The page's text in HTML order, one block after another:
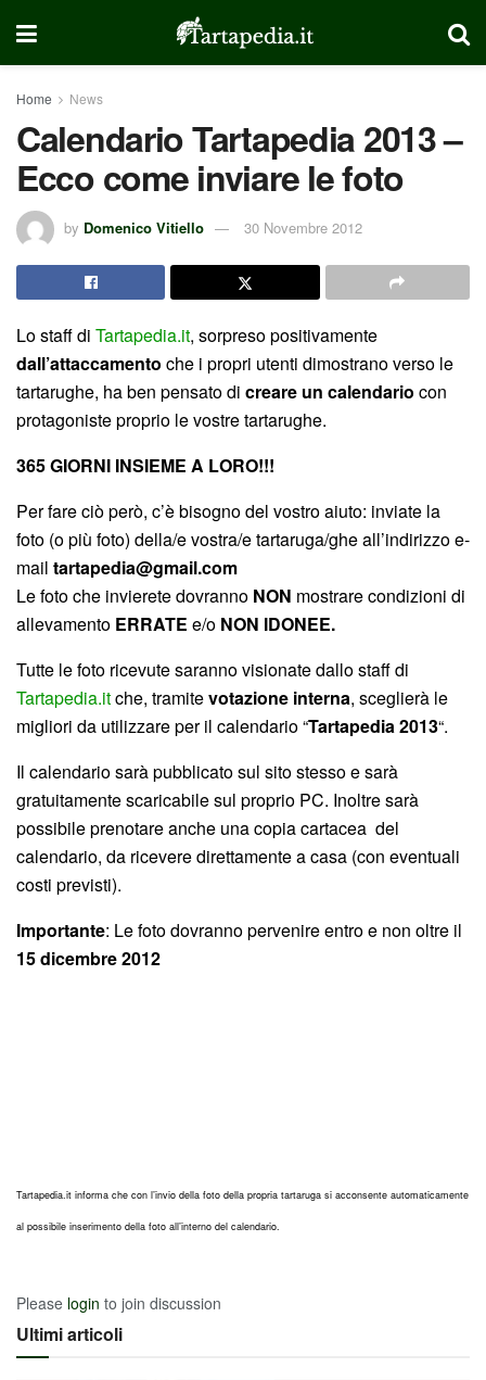
Home News
Calendario Tartapedia 2013 –
Ecco come inviare le foto
by Domenico Vitiello 30 Novembre 2012
Lo staff di Tartapedia.it, sorpreso positivamente
dall’attaccamento che i propri utenti dimostrano verso le
tartarughe, ha ben pensato di creare un calendario con
protagoniste proprio le vostre tartarughe.
365 GIORNI INSIEME A LORO!!!
Per fare ciò però, c’è bisogno del vostro aiuto: inviate la
foto (o più foto) della/e vostra/e tartaruga/ghe all’indirizzo e-
mail tartapedia@gmail.com
Le foto che invierete dovranno NON mostrare condizioni di
allevamento ERRATE e/o NON IDONEE.
Tutte le foto ricevute saranno visionate dallo staff di
Tartapedia.itche, tramitevotazione interna, sceglierà le
migliori da utilizzare per il calendario “Tartapedia 2013“.
Il calendario sarà pubblicato sul sito stesso e sarà
gratuitamente scaricabile sul proprio PC. Inoltre sarà
possibile prenotare anche una copia cartacea del
calendario, da ricevere direttamente a casa (con eventuali
costi previsti).
Importante: Le foto dovranno pervenire entro e non oltre il
15 dicembre 2012
Tartapedia.it informa che con l’invio della foto della propria tartaruga si acconsente automaticamente
al possibile inserimento della foto all’interno del calendario.
Please login to join discussion
Ultimi articoli